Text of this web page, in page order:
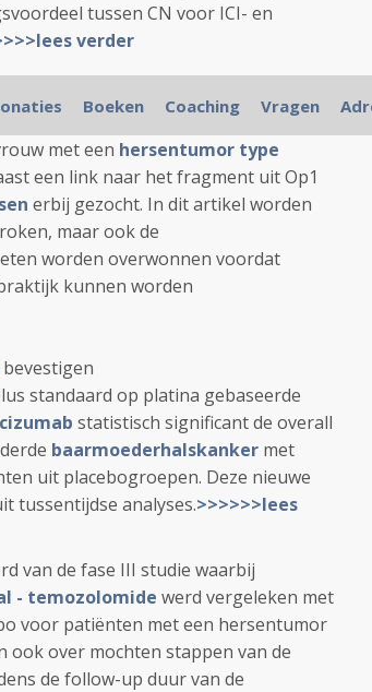
tussen CN voor ICI- en
verder
9 november 2022
over hoe zij met hulp van een
met een hersentumor type
een link naar het fragment uit Op1
erbij gezocht. In dit artikel worden
maar ook de
worden overwonnen voordat
kunnen worden
bevestigen
standaard op platina gebaseerde
statistisch significant de overall
baarmoederhalskanker met
uit placebogroepen. Deze nieuwe
tussentijdse analyses.>>>>>>lees
van de fase III studie waarbij
- temozolomide werd vergeleken met
voor patiënten met een hersentumor
ook over mochten stappen van de
de follow-up duur van de
Boeken Coaching Vragen